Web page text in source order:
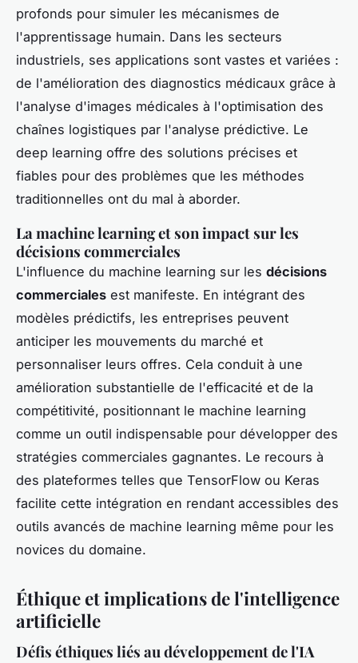
profonds pour simuler les mécanismes de
l'apprentissage humain. Dans les secteurs
industriels, ses applications sont vastes et variées :
de l'amélioration des diagnostics médicaux grâce à
l'analyse d'images médicales à l'optimisation des
chaînes logistiques par l'analyse prédictive. Le
deep learning offre des solutions précises et
fiables pour des problèmes que les méthodes
traditionnelles ont du mal à aborder.
La machine learning et son impact sur les
décisions commerciales
L'influence du machine learning sur les décisions
commerciales est manifeste. En intégrant des
modèles prédictifs, les entreprises peuvent
anticiper les mouvements du marché et
personnaliser leurs offres. Cela conduit à une
amélioration substantielle de l'efficacité et de la
compétitivité, positionnant le machine learning
comme un outil indispensable pour développer des
stratégies commerciales gagnantes. Le recours à
des plateformes telles que TensorFlow ou Keras
facilite cette intégration en rendant accessibles des
outils avancés de machine learning même pour les
novices du domaine.
Éthique et implications de l'intelligence
artificielle
Défis éthiques liés au développement de l'IA